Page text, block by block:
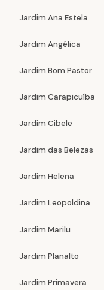
Jardim Ana Estela
Jardim Angélica
Jardim Bom Pastor
Jardim Carapicuíba
Jardim Cibele
Jardim das Belezas
Jardim Helena
Jardim Leopoldina
Jardim Marilu
Jardim Planalto
Jardim Primavera